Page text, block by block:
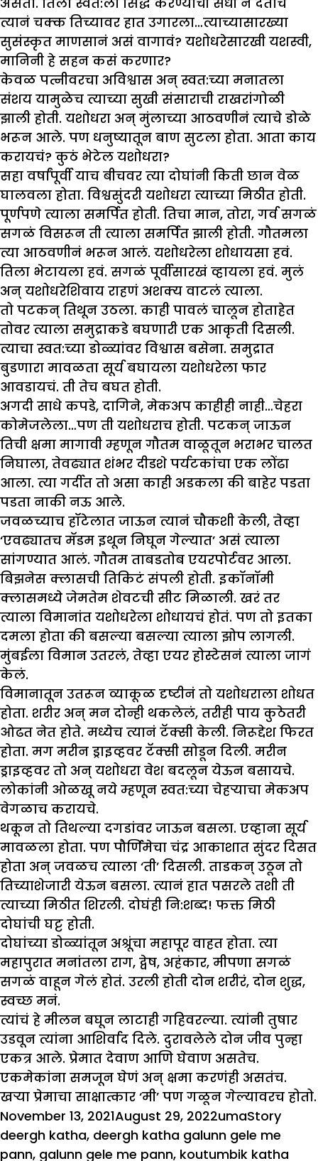
त्यानं चक्क तिच्यावर हात उगारला…त्याच्यासारख्या
सुसंस्कृत माणसानं असं वागावं? यशोधरेसारखी यशस्वी,
मानिनी हे सहन कसं करणार?
केवळ पत्नीवरचा अविश्वास अन् स्वत:च्या मनातला
संशय यामुळेच त्याच्या सुखी संसाराची राखरांगोळी
झाली होती. यशोधरा अन् मुंलाच्या आठवणीनं त्याचे डोळे
भरून आले. पण धनुष्यातून बाण सुटला होता. आता काय
करायचं? कुठं भेटेल यशोधरा?
सहा वर्षांपूर्वी याच बीचवर त्या दोघांनी किती छान वेळ
घालवला होता. विश्वसुंदरी यशोधरा त्याच्या मिठीत होती.
पूर्णपणे त्याला समर्पित होती. तिचा मान, तोरा, गर्व सगळं
सगळं विसरून ती त्याला समर्पित झाली होती. गौतमला
त्या आठवणीनं भरून आलं. यशोधरेला शोधायसा हवं.
तिला भेटायला हवं. सगळं पूर्वीसारखं व्हायला हवं. मुलं
अन् यशोधरेशिवाय राहणं अशक्य वाटलं त्याला.
तो पटकन् तिथून उठला. काही पावलं चालून होताहेत
तोवर त्याला समुद्राकडे बघणारी एक आकृती दिसली.
त्याचा स्वत:च्या डोळ्यांवर विश्वास बसेना. समुद्रात
बुडणारा मावळता सूर्य बघायला यशोधरेला फार
आवडायचं. ती तेच बघत होती.
अगदी साधे कपडे, दागिने, मेकअप काहीही नाही…चेहरा
कोमेजलेला…पण ती यशोधराच होती. पटकन् जाऊन
तिची क्षमा मागावी म्हणून गौतम वाळूतून भराभर चालत
निघाला, तेवढ्यात शंभर दीडशे पर्यटकांचा एक लोंढा
आला. त्या गर्दीत तो असा काही अडकला की बाहेर पडता
पडता नाकी नऊ आले.
जवळच्याच हॉटेलात जाऊन त्यानं चौकशी केली, तेव्हा
‘एवढ्यातच मॅडम इथून निघून गेल्यात’ असं त्याला
सांगण्यात आलं. गौतम ताबडतोब एयरपोर्टवर आला.
बिझनेस क्लासची तिकिटं संपली होती. इकॉनॉमी
क्लासमध्ये जेमतेम शेवटची सीट मिळाली. खरं तर
त्याला विमानांत यशोधरेला शोधायचं होतं. पण तो इतका
दमला होता की बसल्या बसल्या त्याला झोप लागली.
मुंबईला विमान उतरलं, तेव्हा एयर होस्टेसनं त्याला जागं
केलं.
विमानातून उतरून व्याकूळ दृष्टीनं तो यशोधराला शोधत
होता. शरीर अन् मन दोन्ही थकलेलं, तरीही पाय कुठेतरी
ओढत नेत होते. मध्येच त्यानं टॅक्सी केली. निरूद्देश फिरत
होता. मग मरीन ड्राइव्हवर टॅक्सी सोडून दिली. मरीन
ड्राइव्हवर तो अन् यशोधरा वेश बदलून येऊन बसायचे.
लोकांनी ओळखू नये म्हणून स्वत:च्या चेहऱ्याचा मेकअप
वेगळाच करायचे.
थकून तो तिथल्या दगडांवर जाऊन बसला. एव्हाना सूर्य
मावळला होता. पण पौर्णिमेचा चंद्र आकाशात सुंदर दिसत
होता अन् जवळच त्याला ‘ती’ दिसली. ताडकन् उठून तो
तिच्याशेजारी येऊन बसला. त्यानं हात पसरले तशी ती
त्याच्या मिठीत शिरली. दोघंही नि:शब्द! फक्त मिठी
दोघांची घट्ट होती.
दोघांच्या डोळ्यांतून अश्रूंचा महापूर वाहत होता. त्या
महापुरात मनांतला राग, द्वेष, अहंकार, मीपणा सगळं
सगळं वाहून गेलं होतं. उरली होती दोन शरीरं, दोन शुद्ध,
स्वच्छ मनं.
त्यांचं हे मीलन बघून लाटाही गहिवरल्या. त्यांनी तुषार
उडवून त्यांना आशिर्वाद दिले. दुरावलेले दोन जीव पुन्हा
एकत्र आले. प्रेमात देवाण आणि घेवाण असतेच.
एकमेकांना समजून घेणं अन् क्षमा करणंही असतंच.
खऱ्या प्रेमाचा साक्षात्कार ‘मी’ पण गळून गेल्यावरच होतो.
Posted
on
November 13, 2021August 29, 2022Author
umaCategories
StoryTags
deergh katha, deergh katha galunn gele me
pann, galunn gele me pann, koutumbik katha